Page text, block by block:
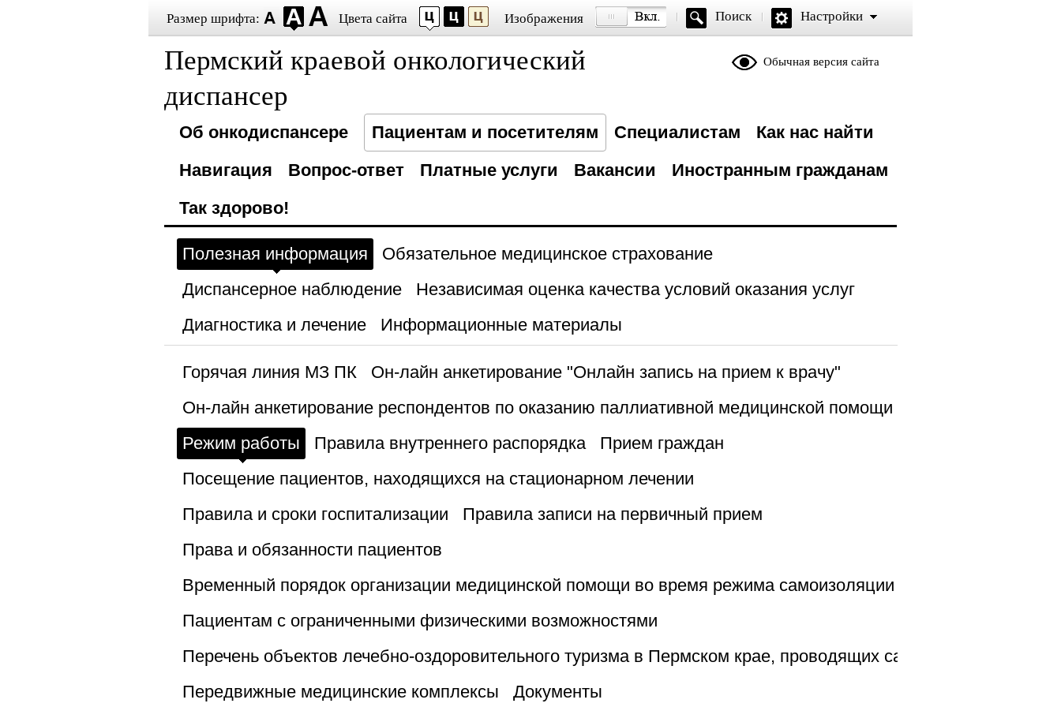
Размер шрифта: Цвета сайта Изображения Поиск Настройки
Пермский краевой онкологический
диспансер
Обычная версия сайта
Об онкодиспансере Пациентам и посетителям Специалистам
Как нас найти
Навигация
Вопрос-ответ Платные услуги Вакансии
Иностранным гражданам
Так здорово!
Полезная информация
Обязательное медицинское страхование
Диспансерное наблюдение
Независимая оценка качества условий оказания услуг
Диагностика и лечение
Информационные материалы
Горячая линия МЗ ПК
Он-лайн анкетирование "Онлайн запись на прием к врачу"
Он-лайн анкетирование респондентов по оказанию паллиативной медицинской помощи (стационар)
Режим работы
Правила внутреннего распорядка
Прием граждан
Посещение пациентов, находящихся на стационарном лечении
Правила и сроки госпитализации
Правила записи на первичный прием
Права и обязанности пациентов
Временный порядок организации медицинской помощи во время режима самоизоляции
Пациентам с ограниченными физическими возможностями
Перечень объектов лечебно-оздоровительного туризма в Пермском крае, проводящих санаторно-курортное
Передвижные медицинские комплексы
Документы